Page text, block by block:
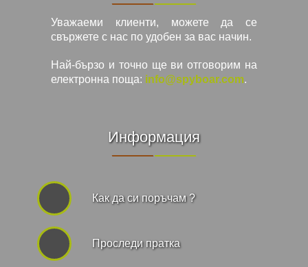
Уважаеми клиенти, можете да се
свържете с нас по удобен за вас начин.
Най-бързо и точно ще ви отговорим на
електронна поща: info@spyboar.com.
Информация
Как да си поръчам ?
Проследи пратка